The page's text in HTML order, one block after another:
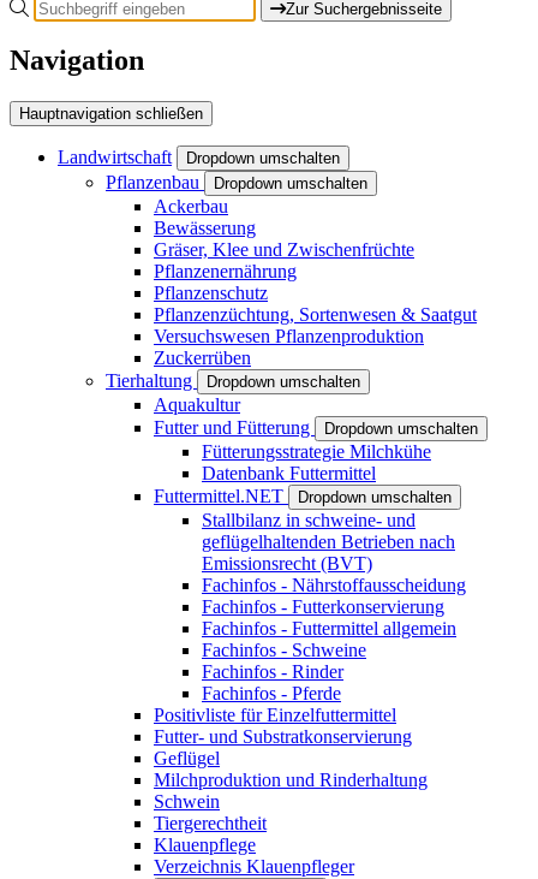
Zur Suchergebnisseite
Navigation
Hauptnavigation schließen
Landwirtschaft Dropdown umschalten
Pflanzenbau Dropdown umschalten
Ackerbau
Bewässerung
Gräser, Klee und Zwischenfrüchte
Pflanzenernährung
Pflanzenschutz
Pflanzenzüchtung, Sortenwesen & Saatgut
Versuchswesen Pflanzenproduktion
Zuckerrüben
Tierhaltung
Dropdown umschalten
Aquakultur
Futter und Fütterung
Dropdown umschalten
Fütterungsstrategie Milchkühe
Datenbank Futtermittel
Futtermittel.NET
Dropdown umschalten
Stallbilanz in schweine- und
geflügelhaltenden Betrieben nach
Emissionsrecht (BVT)
Fachinfos - Nährstoffausscheidung
Fachinfos - Futterkonservierung
Fachinfos - Futtermittel allgemein
Fachinfos - Schweine
Fachinfos - Rinder
Fachinfos - Pferde
Positivliste für Einzelfuttermittel
Futter- und Substratkonservierung
Geflügel
Milchproduktion und Rinderhaltung
Schwein
Tiergerechtheit
Klauenpflege
Verzeichnis Klauenpfleger